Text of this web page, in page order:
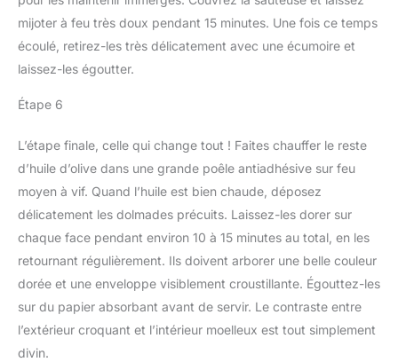
mijoter à feu très doux pendant 15 minutes. Une fois ce temps
écoulé, retirez-les très délicatement avec une écumoire et
laissez-les égoutter.
Étape 6
L’étape finale, celle qui change tout ! Faites chauffer le reste
d’huile d’olive dans une grande poêle antiadhésive sur feu
moyen à vif. Quand l’huile est bien chaude, déposez
délicatement les dolmades précuits. Laissez-les dorer sur
chaque face pendant environ 10 à 15 minutes au total, en les
retournant régulièrement. Ils doivent arborer une belle couleur
dorée et une enveloppe visiblement croustillante. Égouttez-les
sur du papier absorbant avant de servir. Le contraste entre
l’extérieur croquant et l’intérieur moelleux est tout simplement
divin.